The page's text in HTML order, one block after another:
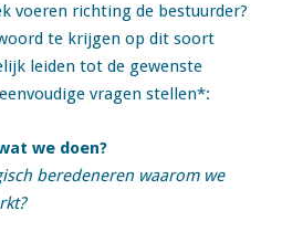
voeren richting de bestuurder?
te krijgen op dit soort
leiden tot de gewenste
vragen stellen*:
we doen?
beredeneren waarom we